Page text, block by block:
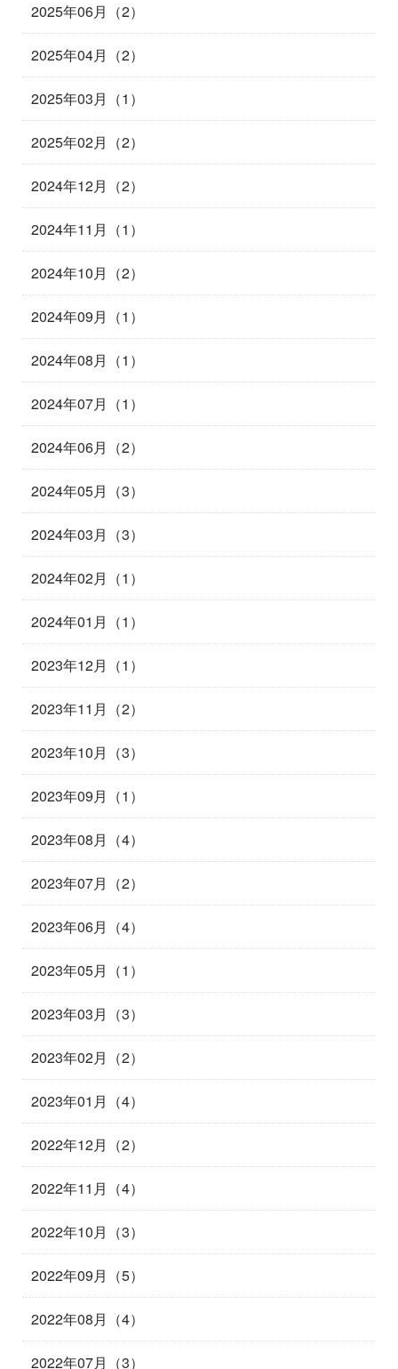
2025年06月（2）
2025年04月（2）
2025年03月（1）
2025年02月（2）
2024年12月（2）
2024年11月（1）
2024年10月（2）
2024年09月（1）
2024年08月（1）
2024年07月（1）
2024年06月（2）
2024年05月（3）
2024年03月（3）
2024年02月（1）
2024年01月（1）
2023年12月（1）
2023年11月（2）
2023年10月（3）
2023年09月（1）
2023年08月（4）
2023年07月（2）
2023年06月（4）
2023年05月（1）
2023年03月（3）
2023年02月（2）
2023年01月（4）
2022年12月（2）
2022年11月（4）
2022年10月（3）
2022年09月（5）
2022年08月（4）
2022年07月（3）